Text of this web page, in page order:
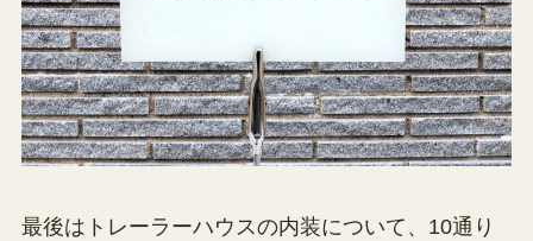
最後はトレーラーハウスの内装について、10通り